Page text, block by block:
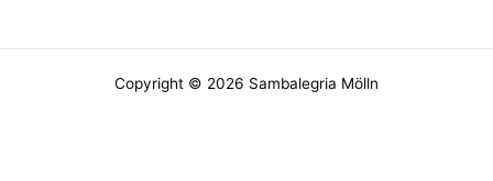
Copyright © 2026 Sambalegria Mölln